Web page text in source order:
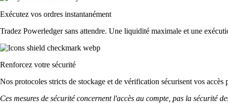
Exécutez vos ordres instantanément
Tradez Powerledger sans attendre. Une liquidité maximale et une
Renforcez votre sécurité
Nos protocoles stricts de stockage et de vérification sécurisent vos accès
Ces mesures de sécurité concernent l'accès au compte, pas la sécurité